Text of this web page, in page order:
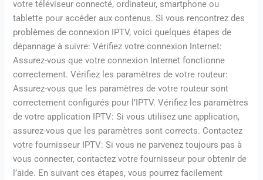
votre téléviseur connecté, ordinateur, smartphone ou
tablette pour accéder aux contenus. Si vous rencontrez des
problèmes de connexion IPTV, voici quelques étapes de
dépannage à suivre: Vérifiez votre connexion Internet:
Assurez-vous que votre connexion Internet fonctionne
correctement. Vérifiez les paramètres de votre routeur:
Assurez-vous que les paramètres de votre routeur sont
correctement configurés pour l’IPTV. Vérifiez les paramètres
de votre application IPTV: Si vous utilisez une application,
assurez-vous que les paramètres sont corrects. Contactez
votre fournisseur IPTV: Si vous ne parvenez toujours pas à
vous connecter, contactez votre fournisseur pour obtenir de
l’aide. En suivant ces étapes, vous pourrez facilement